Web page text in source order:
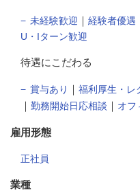
未経験歓迎 ｜ 経験者優遇
U・Iターン歓迎
待遇にこだわる
賞与あり ｜ 福利厚生・レ
｜ 勤務開始日応相談 ｜ オフ
雇用形態
正社員
業種